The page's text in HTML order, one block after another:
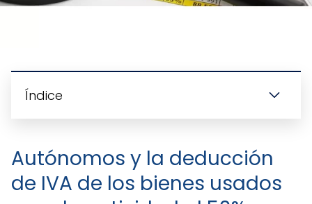
Índice
Autónomos y la deducción
de IVA de los bienes usados